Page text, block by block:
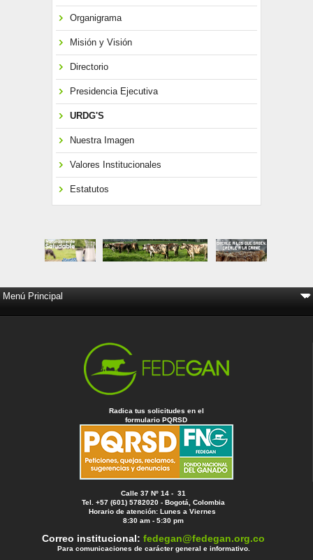
Organigrama
Misión y Visión
Directorio
Presidencia Ejecutiva
URDG'S
Nuestra Imagen
Valores Institucionales
Estatutos
Radica tus solicitudes en el
formulario PQRSD
Calle 37 Nº 14 - 31
Tel. +57 (601) 5782020 - Bogotá, Colombia
Horario de atención: Lunes a Viernes
8:30 am - 5:30 pm
Correo institucional:fedegan@fedegan.org.co
Para comunicaciones de carácter general e informativo.